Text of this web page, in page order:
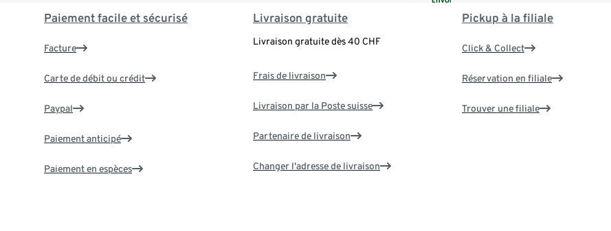
Paiement facile et sécurisé
Facture
Carte de débit ou crédit
Paypal
Paiement anticipé
Paiement en espèces
Livraison gratuite
Livraison gratuite dès 40 CHF
Frais de livraison
Livraison par la Poste suisse
Partenaire de livraison
Changer l'adresse de livraison
Pickup à la filiale
Click & Collect
Réservation en filiale
Trouver une filiale